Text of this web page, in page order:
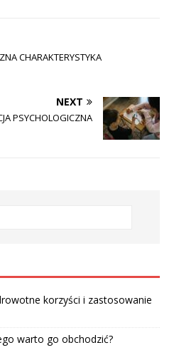
CHARAKTERYSTYKA
NEXT
PSYCHOLOGICZNA
korzyści i zastosowanie
warto go obchodzić?